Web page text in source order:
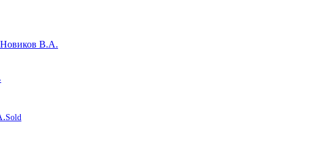
Sold